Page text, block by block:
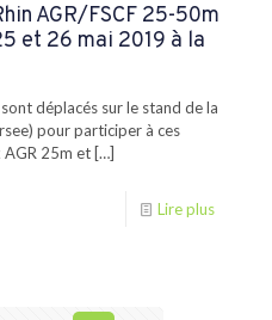
AGR/FSCF 25-50m
et 26 mai 2019 à la
déplacés sur le stand de la
pour participer à ces
25m et […]
Lire plus